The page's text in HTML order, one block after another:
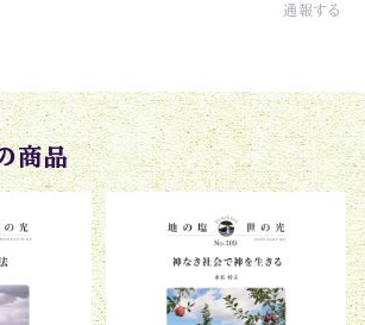
通報する
商品